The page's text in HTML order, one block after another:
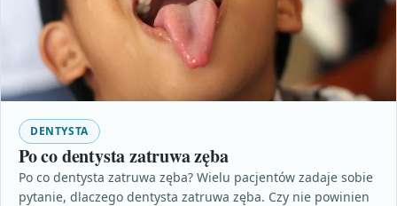
DENTYSTA
Po co dentysta zatruwa zęba
Po co dentysta zatruwa zęba? Wielu pacjentów zadaje sobie
pytanie, dlaczego dentysta zatruwa zęba. Czy nie powinien